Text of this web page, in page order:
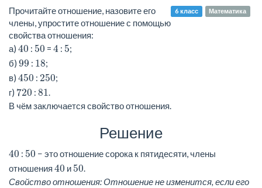
6 класс Математика
Прочитайте отношение, назовите его
члены, упростите отношение с помощью
свойства отношения:
а) 40 : 50 = 4 : 5;
б) 99 : 18;
в) 450 : 250;
г) 720 : 81
В чём заключается свойство отношения.
Решение
40 : 50 − это отношение сорока к пятидесяти, члены
отношения 40 и 50.
Свойство отношения: Отношение не изменится, если его